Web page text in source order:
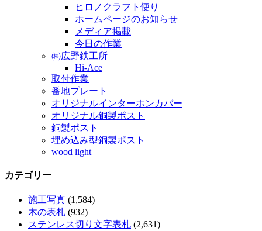
ヒロノクラフト便り
ホームページのお知らせ
メディア掲載
今日の作業
㈱広野鉄工所
Hi-Ace
取付作業
番地プレート
オリジナルインターホンカバー
オリジナル銅製ポスト
銅製ポスト
埋め込み型銅製ポスト
wood light
カテゴリー
施工写真 (1,584)
木の表札 (932)
ステンレス切り文字表札 (2,631)